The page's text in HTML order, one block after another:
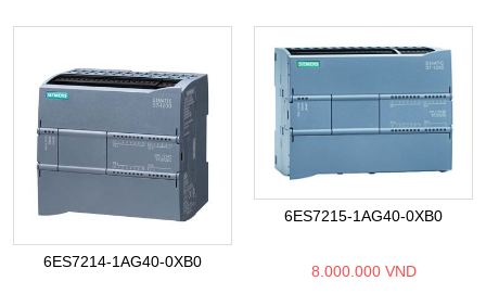
6ES7214-1AG40-0XB0
6ES7215-1AG40-0XB0
8.000.000 VND